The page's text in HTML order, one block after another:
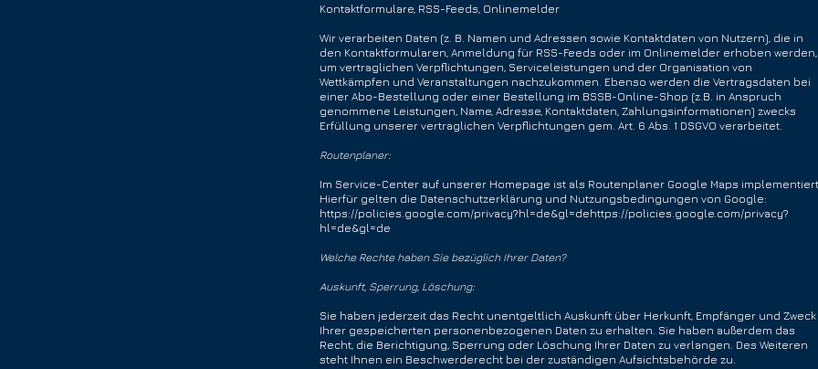
Kontaktformulare, RSS-Feeds, Onlinemelder
Wir verarbeiten Daten (z. B. Namen und Adressen sowie Kontaktdaten von Nutzern), die in
den Kontaktformularen, Anmeldung für RSS-Feeds oder im Onlinemelder erhoben werden,
um vertraglichen Verpflichtungen, Serviceleistungen und der Organisation von
Wettkämpfen und Veranstaltungen nachzukommen. Ebenso werden die Vertragsdaten bei
einer Abo-Bestellung oder einer Bestellung im BSSB-Online-Shop (z.B. in Anspruch
genommene Leistungen, Name, Adresse, Kontaktdaten, Zahlungsinformationen) zwecks
Erfüllung unserer vertraglichen Verpflichtungen gem. Art. 6 Abs. 1 DSGVO verarbeitet.
Routenplaner:
Im Service-Center auf unserer Homepage ist als Routenplaner Google Maps
Hierfür gelten die Datenschutzerklärung und Nutzungsbedingungen von Google:
https://policies.google.com/privacy?hl=de&gl=dehttps://policies.google.com/privacy?
hl=de&gl=de
Welche Rechte haben Sie bezüglich Ihrer Daten?
Auskunft, Sperrung, Löschung:
Sie haben jederzeit das Recht unentgeltlich Auskunft über Herkunft, Empfänger und Zweck
Ihrer gespeicherten personenbezogenen Daten zu erhalten. Sie haben außerdem das
Recht, die Berichtigung, Sperrung oder Löschung Ihrer Daten zu verlangen. Des Weiteren
steht Ihnen ein Beschwerderecht bei der zuständigen Aufsichtsbehörde zu.